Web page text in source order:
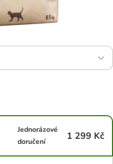
Jednorázové
doručení
1 299 Kč